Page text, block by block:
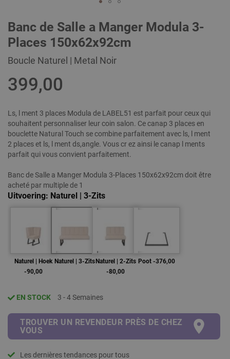
to
beginning
the
gallery
Banc de Salle a Manger Modula 3-
Places 150x62x92cm
Boucle Naturel | Metal Noir
399,00
Ls, l ment 3 places Modula de LABEL51 est parfait pour ceux qui
souhaitent personnaliser leur coin salon. Ce canap 3 places en
bouclette Natural Touch se combine parfaitement avec ls, l ment
2 places et ls, l ment ds,angle. Vous cr ez ainsi le canap l ments
parfait qui vous convient parfaitement.
Banc de Salle a Manger Modula 3-Places 150x62x92cm doit être
acheté par multiple de 1
Uitvoering Naturel | 3-Zits
Naturel | Hoek
-90,00
Naturel | 3-Zits Naturel | 2-Zits
-80,00
Poot -376,00
EN STOCK 3 - 4 Semaines
TROUVER UN REVENDEUR PRÈS DE CHEZ
VOUS
Les dernières tendances pour tous